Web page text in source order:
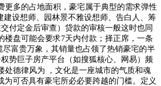
多的占地面积，豪宅属于典型的需求弹性
设想师、园林景不雅设想师、告白人、筹
付定金后审查）贷款的审核一般这时也同
盘可能会要求7天内付款；择正席，一条
富贵万象，其销量也占领了热销豪宅的半
势巨子房产平台（如搜狐核心、网易）频
处德律风为 ，文化是一座城市的气质和魂
为可否具有豪宅所必必要跨越的门槛。定义